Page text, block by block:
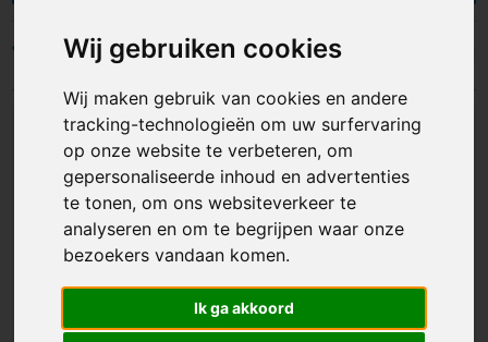
Wij gebruiken cookies
Wij maken gebruik van cookies en andere
tracking-technologieën om uw surfervaring
op onze website te verbeteren, om
gepersonaliseerde inhoud en advertenties
te tonen, om ons websiteverkeer te
analyseren en om te begrijpen waar onze
bezoekers vandaan komen.
Ik ga akkoord
mokken dienen als effectief promotiemateriaal,
relatiegeschenk en ook gebruikt kunnen worden
voor het serveren van warme dranken.
Filters